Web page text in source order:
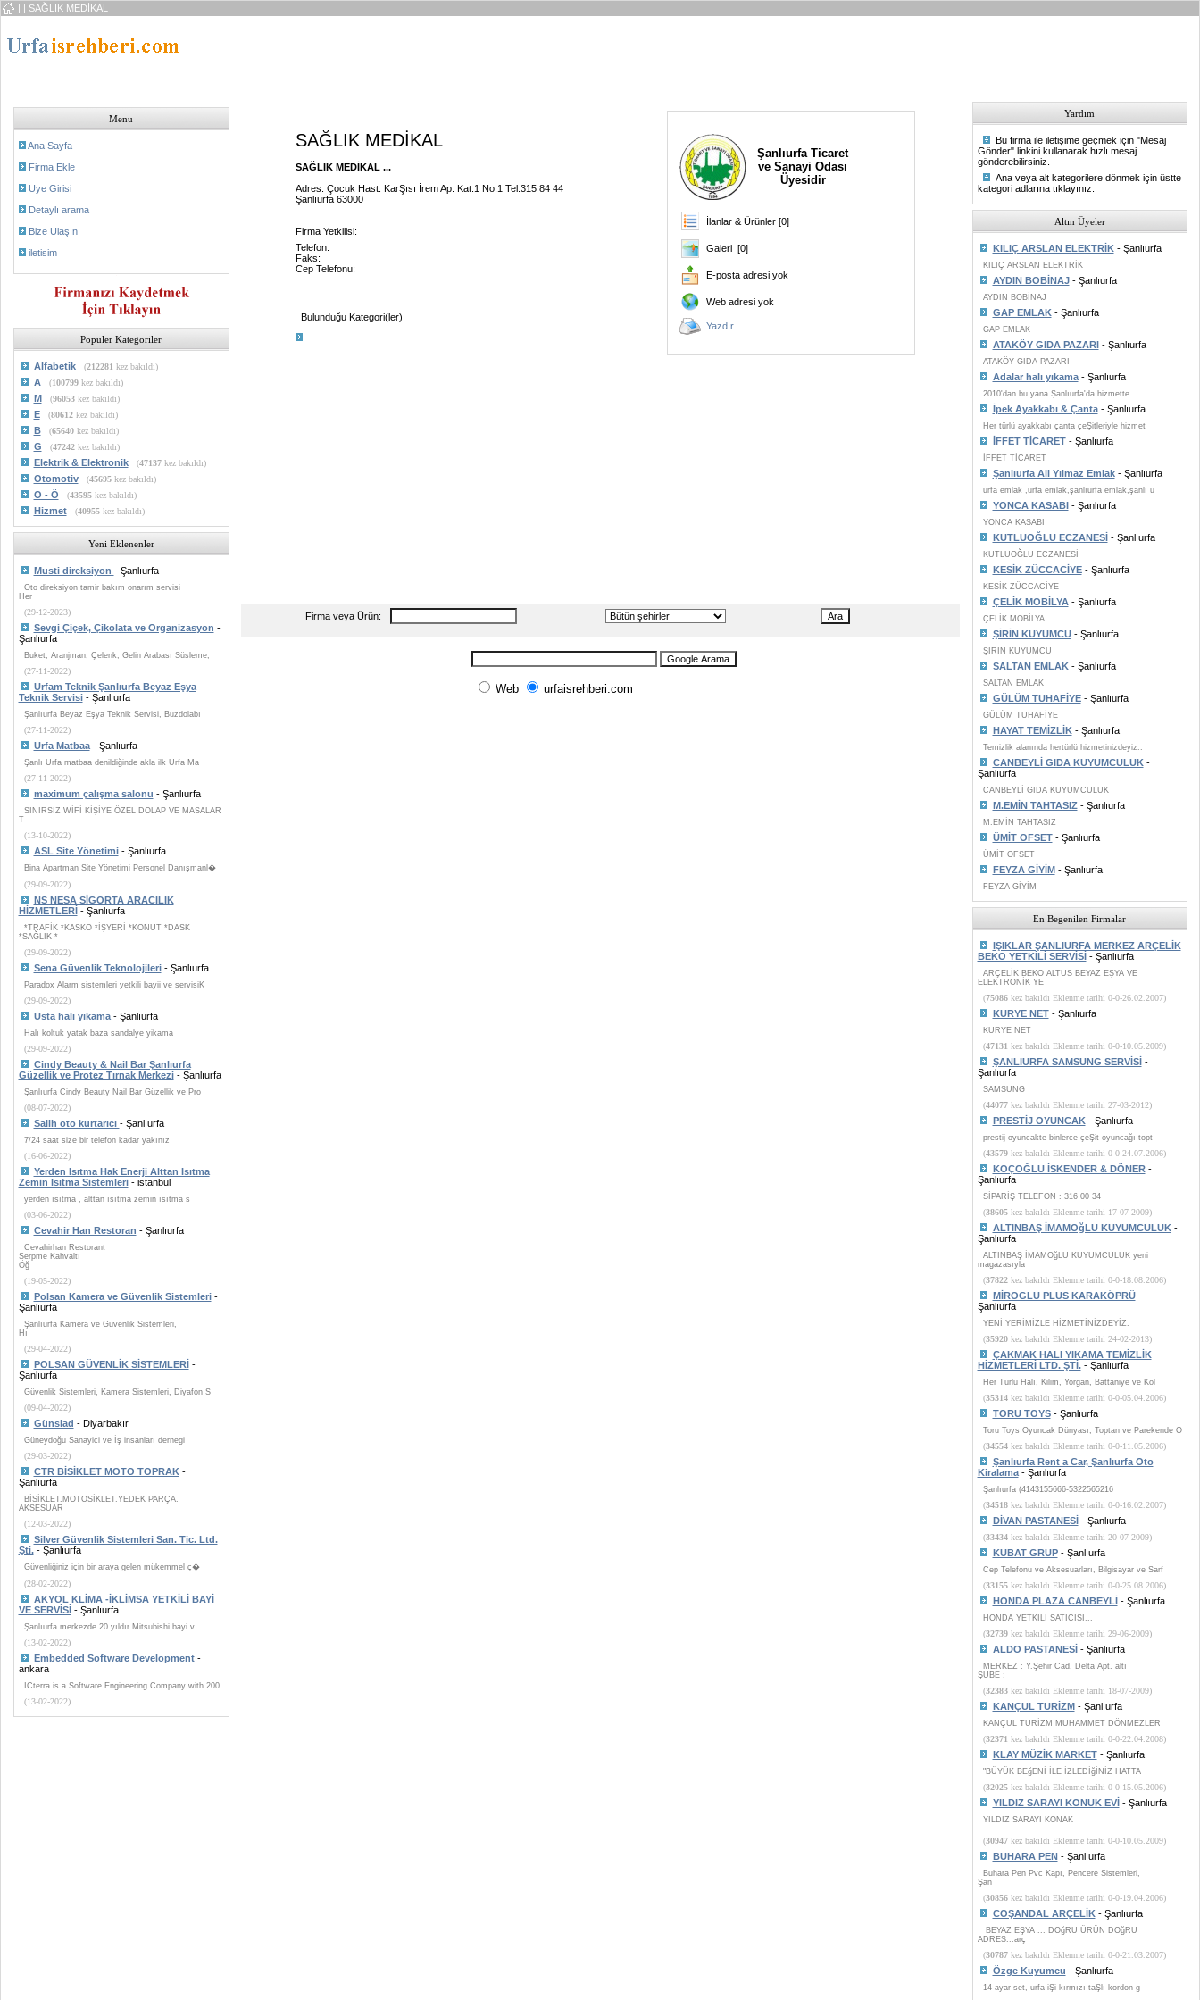
| | SAĞLIK MEDİKAL
Menu
Ana Sayfa
Firma Ekle
Uye Girisi
Detaylı arama
Bize Ulaşın
iletisim
Popüler Kategoriler
Alfabetik (212281 kez bakıldı)
A (100799kez bakıldı)
M (96053kez bakıldı)
E (80612kez bakıldı)
B (65640kez bakıldı)
G (47242kez bakıldı)
Elektrik & Elektronik (47137kez bakıldı)
Otomotiv (45695kez bakıldı)
O - Ö (43595kez bakıldı)
Hizmet (40955kez bakıldı)
Yeni Eklenenler
Musti direksiyon - Şanlıurfa
Oto direksiyon tamir bakım onarım servisi
Her
(29-12-2023)
Sevgi Çiçek, Çikolata ve Organizasyon -
Şanlıurfa
Buket, Aranjman, Çelenk, Gelin Arabası Süsleme,
(27-11-2022)
Urfam Teknik Şanlıurfa Beyaz Eşya
Teknik Servisi- Şanlıurfa
Şanlıurfa Beyaz Eşya Teknik Servisi, Buzdolabı
(27-11-2022)
Urfa Matbaa- Şanlıurfa
Şanlı Urfa matbaa denildiğinde akla ilk Urfa Ma
(27-11-2022)
maximum çalışma salonu - Şanlıurfa
SINIRSIZ WİFİ KİŞİYE ÖZEL DOLAP VE MASALAR
T
(13-10-2022)
ASL Site Yönetimi- Şanlıurfa
Bina Apartman Site Yönetimi Personel Danışmanl�
(29-09-2022)
NS NESA SİGORTA ARACILIK
HİZMETLERİ- Şanlıurfa
*TRAFİK *KASKO *İŞYERİ *KONUT *DASK
*SAĞLIK *
(29-09-2022)
Sena Güvenlik Teknolojileri- Şanlıurfa
Paradox Alarm sistemleri yetkili bayii ve servisiK
(29-09-2022)
Usta halı yıkama- Şanlıurfa
Halı koltuk yatak baza sandalye yikama
(29-09-2022)
Cindy Beauty & Nail Bar Şanlıurfa
Güzellik ve Protez Tırnak Merkezi- Şanlıurfa
Şanlıurfa Cindy Beauty Nail Bar Güzellik ve Pro
(08-07-2022)
Salih oto kurtarıcı - Şanlıurfa
7/24 saat size bir telefon kadar yakınız
(16-06-2022)
Yerden Isıtma Hak Enerji Alttan Isıtma
Zemin Isıtma Sistemleri- istanbul
yerden ısıtma , alttan ısıtma zemin ısıtma s
(03-06-2022)
Cevahir Han Restoran - Şanlıurfa
Cevahirhan Restorant
Serpme Kahvaltı
Öğ
(19-05-2022)
Polsan Kamera ve Güvenlik Sistemleri-
Şanlıurfa
Şanlıurfa Kamera ve Güvenlik Sistemleri,
Hı
(29-04-2022)
POLSAN GÜVENLİK SİSTEMLERİ-
Şanlıurfa
Güvenlik Sistemleri, Kamera Sistemleri, Diyafon S
(09-04-2022)
Günsiad - Diyarbakır
Güneydoğu Sanayici ve İş insanları dernegi
(29-03-2022)
CTR BİSİKLET MOTO TOPRAK-
Şanlıurfa
BİSİKLET.MOTOSİKLET.YEDEK PARÇA.
AKSESUAR
(12-03-2022)
Silver Güvenlik Sistemleri San. Tic. Ltd.
Şti.- Şanlıurfa
Güvenliğiniz için bir araya gelen mükemmel ç�
(28-02-2022)
AKYOL KLİMA -İKLİMSA YETKİLİ BAYİ
VE SERVİSİ- Şanlıurfa
Şanlıurfa merkezde 20 yıldır Mitsubishi bayi v
(13-02-2022)
Embedded Software Development-
ankara
ICterra is a Software Engineering Company with 200
(13-02-2022)
SAĞLIK MEDİKAL
SAĞLIK MEDİKAL ...
Adres: Çocuk Hast. KarŞısı İrem Ap. Kat:1 No:1 Tel:315 84 44
Şanlıurfa 63000
Firma Yetkilisi:
Telefon:
Faks:
Cep Telefonu:
Bulunduğu Kategori(ler)
Şanlıurfa Ticaret
ve Sanayi Odası
Üyesidir
İlanlar & Ürünler [0]
Galeri [0]
E-posta adresi yok
Web adresi yok
Yazdır
Firma veya Ürün:
Web urfaisrehberi.com
Yardım
Bu firma ile iletişime geçmek için "Mesaj
Gönder" linkini kullanarak hızlı mesaj
gönderebilirsiniz.
Ana veya alt kategorilere dönmek için üstte
kategori adlarına tıklayınız.
Altın Üyeler
KILIÇ ARSLAN ELEKTRİK- Şanlıurfa
KILIÇ ARSLAN ELEKTRİK
AYDIN BOBİNAJ- Şanlıurfa
AYDIN BOBİNAJ
GAP EMLAK- Şanlıurfa
GAP EMLAK
ATAKÖY GIDA PAZARI- Şanlıurfa
ATAKÖY GIDA PAZARI
Adalar halı yıkama- Şanlıurfa
2010'dan bu yana Şanlıurfa'da hizmette
İpek Ayakkabı & Çanta- Şanlıurfa
Her türlü ayakkabı çanta çeŞitleriyle hizmet
İFFET TİCARET- Şanlıurfa
İFFET TİCARET
Şanlıurfa Ali Yılmaz Emlak- Şanlıurfa
urfa emlak ,urfa emlak,şanlıurfa emlak,şanlı u
YONCA KASABI- Şanlıurfa
YONCA KASABI
KUTLUOĞLU ECZANESİ- Şanlıurfa
KUTLUOĞLU ECZANESİ
KESİK ZÜCCACİYE- Şanlıurfa
KESİK ZÜCCACİYE
ÇELİK MOBİLYA - Şanlıurfa
ÇELİK MOBİLYA
ŞİRİN KUYUMCU- Şanlıurfa
ŞİRİN KUYUMCU
SALTAN EMLAK- Şanlıurfa
SALTAN EMLAK
GÜLÜM TUHAFİYE- Şanlıurfa
GÜLÜM TUHAFİYE
HAYAT TEMİZLİK- Şanlıurfa
Temizlik alanında hertürlü hizmetinizdeyiz..
CANBEYLİ GIDA KUYUMCULUK-
Şanlıurfa
CANBEYLİ GIDA KUYUMCULUK
M.EMİN TAHTASIZ- Şanlıurfa
M.EMİN TAHTASIZ
ÜMİT OFSET- Şanlıurfa
ÜMİT OFSET
FEYZA GİYİM- Şanlıurfa
FEYZA GİYİM
En Begenilen Firmalar
IŞIKLAR ŞANLIURFA MERKEZ ARÇELİK
BEKO YETKİLİ SERVİSİ- Şanlıurfa
ARÇELİK BEKO ALTUS BEYAZ EŞYA VE
ELEKTRONİK YE
(75086kez bakıldı Eklenme tarihi 0-0-26.02.2007)
KURYE NET- Şanlıurfa
KURYE NET
(47131 kez bakıldı Eklenme tarihi 0-0-10.05.2009)
ŞANLIURFA SAMSUNG SERVİSİ-
Şanlıurfa
SAMSUNG
(44077kez bakıldı Eklenme tarihi 27-03-2012)
PRESTİJ OYUNCAK- Şanlıurfa
prestij oyuncakte binlerce çeŞit oyuncağı topt
(43579kez bakıldı Eklenme tarihi 0-0-24.07.2006)
KOÇOĞLU İSKENDER & DÖNER-
Şanlıurfa
SİPARİŞ TELEFON : 316 00 34
(38605kez bakıldı Eklenme tarihi 17-07-2009)
ALTINBAŞ İMAMOğLU KUYUMCULUK-
Şanlıurfa
ALTINBAŞ İMAMOğLU KUYUMCULUK yeni
magazasıyla
(37822kez bakıldı Eklenme tarihi 0-0-18.08.2006)
MİROGLU PLUS KARAKÖPRÜ-
Şanlıurfa
YENİ YERİMİZLE HİZMETİNİZDEYİZ.
(35920kez bakıldı Eklenme tarihi 24-02-2013)
ÇAKMAK HALI YIKAMA TEMİZLİK
HİZMETLERİ LTD. ŞTİ.- Şanlıurfa
Her Türlü Halı, Kilim, Yorgan, Battaniye ve Kol
(35314kez bakıldı Eklenme tarihi 0-0-05.04.2006)
TORU TOYS- Şanlıurfa
Toru Toys Oyuncak Dünyası, Toptan ve Parekende O
(34554kez bakıldı Eklenme tarihi 0-0-11.05.2006)
Şanlıurfa Rent a Car, Şanlıurfa Oto
Kiralama- Şanlıurfa
Şanlıurfa (4143155666-5322565216
(34518kez bakıldı Eklenme tarihi 0-0-16.02.2007)
DİVAN PASTANESİ- Şanlıurfa
(33434kez bakıldı Eklenme tarihi 20-07-2009)
KUBAT GRUP- Şanlıurfa
Cep Telefonu ve Aksesuarları, Bilgisayar ve Sarf
(33155kez bakıldı Eklenme tarihi 0-0-25.08.2006)
HONDA PLAZA CANBEYLİ- Şanlıurfa
HONDA YETKİLİ SATICISI...
(32739kez bakıldı Eklenme tarihi 29-06-2009)
ALDO PASTANESİ- Şanlıurfa
MERKEZ : Y.Şehir Cad. Delta Apt. altı
ŞUBE :
(32383kez bakıldı Eklenme tarihi 18-07-2009)
KANÇUL TURİZM- Şanlıurfa
KANÇUL TURİZM MUHAMMET DÖNMEZLER
(32371 kez bakıldı Eklenme tarihi 0-0-22.04.2008)
KLAY MÜZİK MARKET- Şanlıurfa
"BÜYÜK BEğENİ İLE İZLEDİğİNİZ HATTA
(32025kez bakıldı Eklenme tarihi 0-0-15.05.2006)
YILDIZ SARAYI KONUK EVİ- Şanlıurfa
YILDIZ SARAYI KONAK
(30947kez bakıldı Eklenme tarihi 0-0-10.05.2009)
BUHARA PEN- Şanlıurfa
Buhara Pen Pvc Kapı, Pencere Sistemleri,
Şan
(30856kez bakıldı Eklenme tarihi 0-0-19.04.2006)
COŞANDAL ARÇELİK- Şanlıurfa
BEYAZ EŞYA ... DOğRU ÜRÜN DOğRU
ADRES...arç
(30787kez bakıldı Eklenme tarihi 0-0-21.03.2007)
Özge Kuyumcu - Şanlıurfa
14 ayar set, urfa iŞi kırmızı taŞlı kordon g